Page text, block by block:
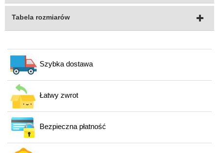
Tabela rozmiarów
Szybka dostawa
Łatwy zwrot
Bezpieczna płatność